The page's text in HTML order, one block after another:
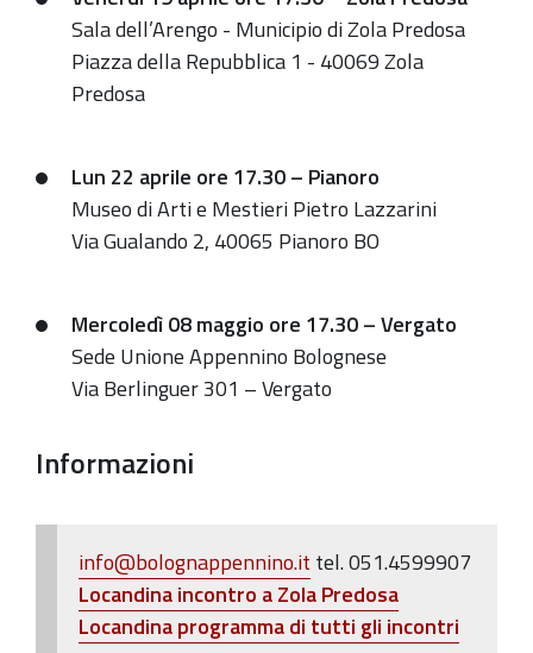
Sala dell’Arengo - Municipio di Zola Predosa
Piazza della Repubblica 1 - 40069 Zola
Predosa
Lun 22 aprile ore 17.30 – Pianoro
Museo di Arti e Mestieri Pietro Lazzarini
Via Gualando 2, 40065 Pianoro BO
Mercoledì 08 maggio ore 17.30 – Vergato
Sede Unione Appennino Bolognese
Via Berlinguer 301 – Vergato
Informazioni
info@bolognappennino.it tel. 051.4599907
Locandina incontro a Zola Predosa
Locandina programma di tutti gli incontri